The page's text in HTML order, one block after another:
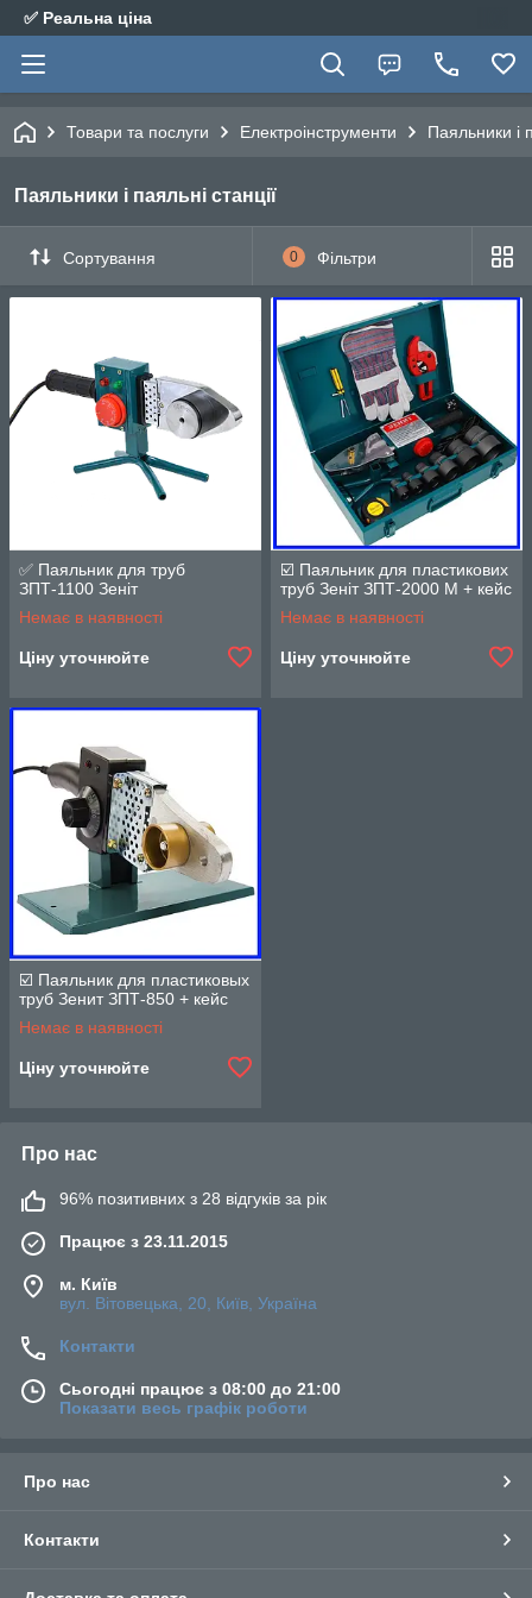
✅ Реальна ціна
Товари та послуги Електроінструменти Паяльники і
Паяльники і паяльні станції
Сортування 0 Фільтри
✅ Паяльник для труб
ЗПТ-1100 Зеніт
Немає в наявності
Ціну уточнюйте
☑️ Паяльник для пластикових
труб Зеніт ЗПТ-2000 М + кейс
Немає в наявності
Ціну уточнюйте
☑️ Паяльник для пластиковых
труб Зенит ЗПТ-850 + кейс
Немає в наявності
Ціну уточнюйте
Про нас
96% позитивних з 28 відгуків за рік
Працює з 23.11.2015
м. Київ
вул. Вітовецька, 20, Київ, Україна
Контакти
Сьогодні працює з 08:00 до 21:00
Показати весь графік роботи
Про нас
Контакти